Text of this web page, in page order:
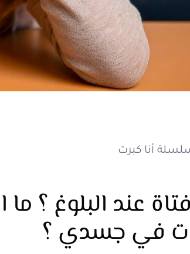
أنا كبرت
عند البلوغ ؟
في جسدي ؟